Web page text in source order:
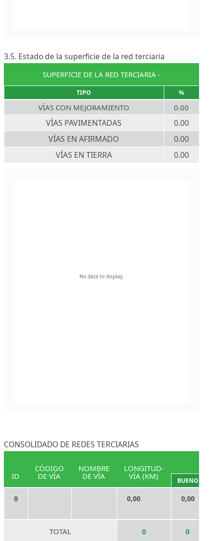
3.5. Estado de la superficie de la red terciaria
SUPERFICIE DE LA RED TERCIARIA -
TIPO %
VÍAS CON MEJORAMIENTO 0.00
VÍAS PAVIMENTADAS
0.00
VÍAS EN AFIRMADO
0.00
VÍAS EN TIERRA
0.00
CONSOLIDADO DE REDES TERCIARIAS
ID
CÓDIGO
DE VÍA
NOMBRE
DE VÍA
LONGITUD-
VÍA (KM)
BUENO
0 0,00 0,00
TOTAL 0 0